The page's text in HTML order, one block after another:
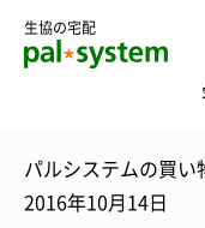
生協の宅配
パルシステムの買
2016年10月14日